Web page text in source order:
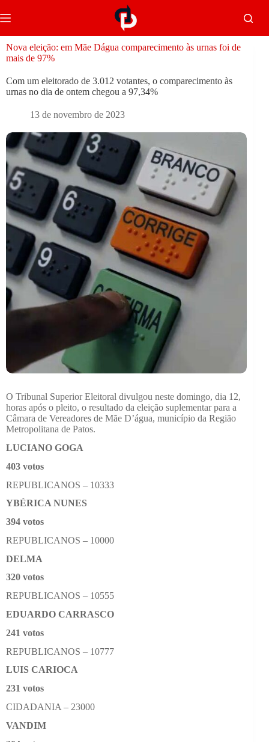
Nova eleição: em Mãe Dágua comparecimento às urnas foi de
mais de 97%
Com um eleitorado de 3.012 votantes, o comparecimento às
urnas no dia de ontem chegou a 97,34%
13 de novembro de 2023
O Tribunal Superior Eleitoral divulgou neste domingo, dia 12,
horas após o pleito, o resultado da eleição suplementar para a
Câmara de Vereadores de Mãe D’água, município da Região
Metropolitana de Patos.
LUCIANO GOGA
403 votos
REPUBLICANOS – 10333
YBÉRICA NUNES
394 votos
REPUBLICANOS – 10000
DELMA
320 votos
REPUBLICANOS – 10555
EDUARDO CARRASCO
241 votos
REPUBLICANOS – 10777
LUIS CARIOCA
231 votos
CIDADANIA – 23000
VANDIM